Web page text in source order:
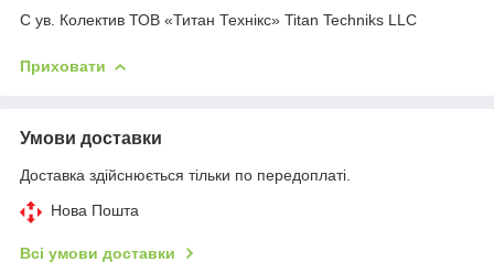
С ув. Колектив ТОВ «Титан Технікс» Titan Techniks LLC
Приховати
Умови доставки
Доставка здійснюється тільки по передоплаті.
Нова Пошта
Всі умови доставки